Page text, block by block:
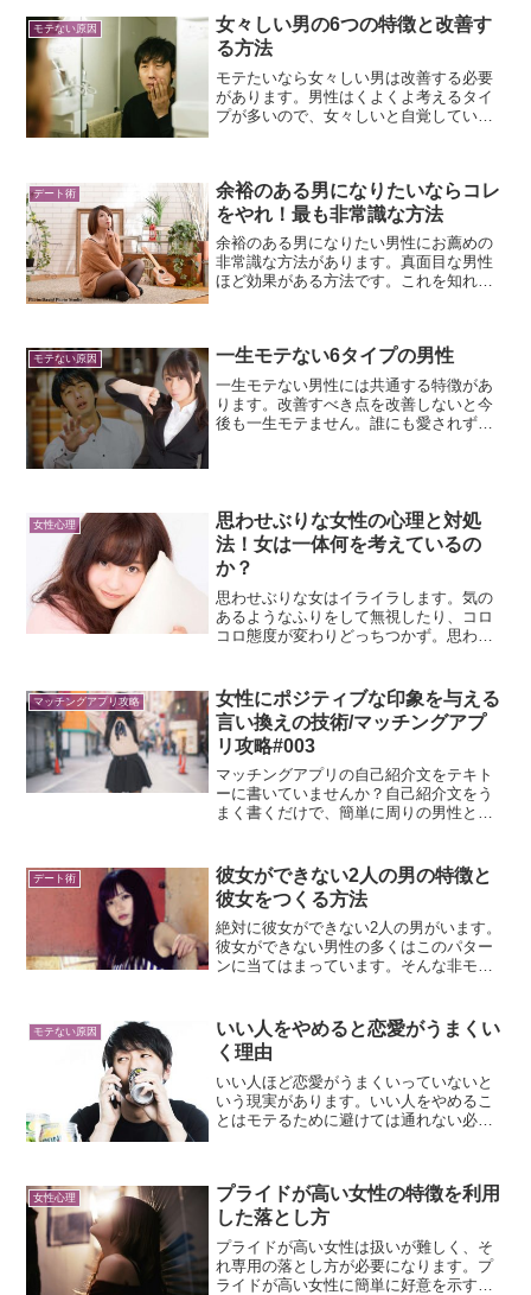
モテない原因
女々しい男の6つの特徴と改善す
る方法
モテたいなら女々しい男は改善する必要
があります。男性はくよくよ考えるタイ
プが多いので、女々しいと自覚している
きましょう。
デート術
余裕のある男になりたいならコレ
をやれ！最も非常識な方法
余裕のある男になりたい男性にお薦めの
非常識な方法があります。真面目な男性
ほど効果がある方法です。これを知れば
しします。
モテない原因 一生モテない6タイプの男性
一生モテない男性には共通する特徴があ
ります。改善すべき点を改善しないと今
後も一生モテません。誰にも愛されずに
女性心理
思わせぶりな女性の心理と対処
法！女は一体何を考えているの
か？
思わせぶりな女はイライラします。気の
あるようなふりをして無視したり、コロ
コロ態度が変わりどっちつかず。思わせ
法についてお話しします。
マッチングアプリ攻略
女性にポジティブな印象を与える
言い換えの技術/マッチングアプ
リ攻略#003
マッチングアプリの自己紹介文をテキト
ーに書いていませんか？自己紹介文をう
まく書くだけで、簡単に周りの男性と差
て、ネガティブなワードに反応して男性
を足切りしています。言い換えの技術を
使ってポジティブな印象を与える必要が
あります。
デート術
彼女ができない2人の男の特徴と
彼女をつくる方法
絶対に彼女ができない2人の男がいます。
彼女ができない男性の多くはこのパター
ンに当てはまっています。そんな非モテ
ません。彼女をつくるために今すぐ改善
することをお薦めします。
モテない原因
いい人をやめると恋愛がうまくい
く理由
いい人ほど恋愛がうまくいっていないと
いう現実があります。いい人をやめるこ
とはモテるために避けては通れない必須
くいく理由についてお話ししていきま
す。
女性心理
プライドが高い女性の特徴を利用
した落とし方
プライドが高い女性は扱いが難しく、そ
れ専用の落とし方が必要になります。プ
ライドが高い女性に簡単に好意を示すと